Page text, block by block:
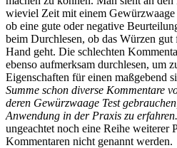
wieviel Zeit mit einem
ob eine gute oder negative
beim Durchlesen, ob das Würzen
Hand geht. Die schlechten
ebenso aufmerksam durchlesen, um
Eigenschaften für einen maßgebend
Summe schon diverse Kommentare
deren Gewürzwaage Test
Anwendung in der Praxis zu erfahren.
ungeachtet noch eine Reihe weiterer
Kommentaren nicht genannt werden.